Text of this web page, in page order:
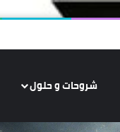
شروحات و حلول